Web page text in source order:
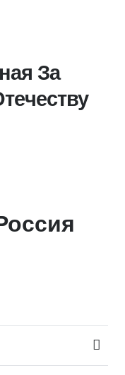
За